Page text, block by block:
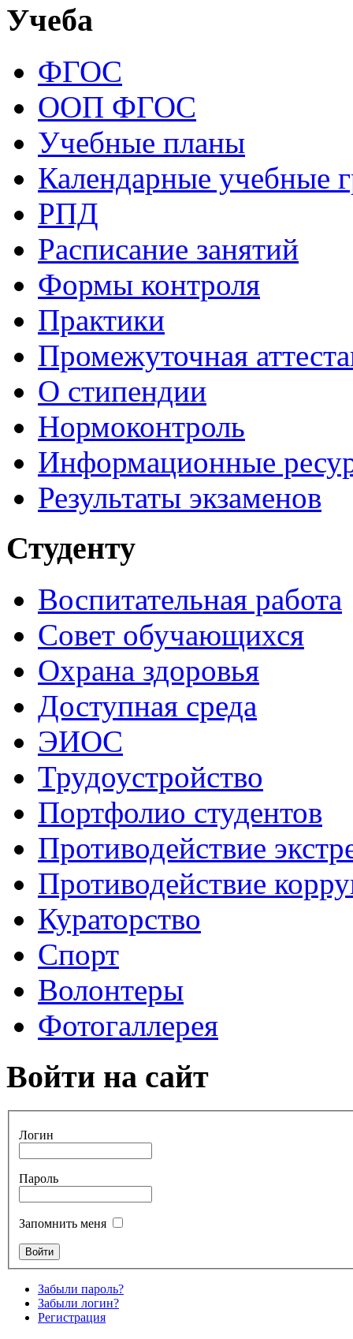
Учеба
ФГОС
ООП ФГОС
Учебные планы
Календарные учебные
РПД
Расписание занятий
Формы контроля
Практики
Промежуточная
О стипендии
Нормоконтроль
Информационные
Результаты экзаменов
Студенту
Воспитательная работа
Совет обучающихся
Охрана здоровья
Доступная среда
ЭИОС
Трудоустройство
Портфолио студентов
Противодействие
Противодействие
Кураторство
Спорт
Волонтеры
Фотогаллерея
Войти на сайт
Логин
Пароль
Запомнить меня
Забыли пароль?
Забыли логин?
Регистрация